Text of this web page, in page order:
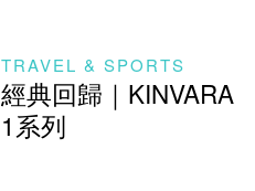
TRAVEL & SPORTS
經典回歸｜KINVARA
1系列